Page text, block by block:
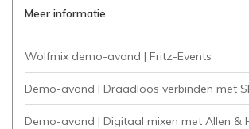
Meer informatie
Wolfmix demo-avond | Fritz-Events
Demo-avond | Draadloos verbinden met
Demo-avond | Digitaal mixen met Allen &